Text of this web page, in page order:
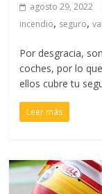
agosto 29, 2022
incendio, seguro,
Por desgracia,
coches, por lo
ellos cubre tu
Leer más